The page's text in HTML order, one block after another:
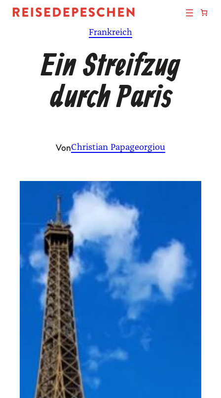
Zum
Frankreich
Ein Streifzug
durch Paris
VonChristian Papageorgiou